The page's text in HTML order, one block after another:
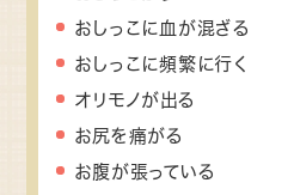
おしっこに血が混ざる
おしっこに頻繁に行く
オリモノが出る
お尻を痛がる
お腹が張っている